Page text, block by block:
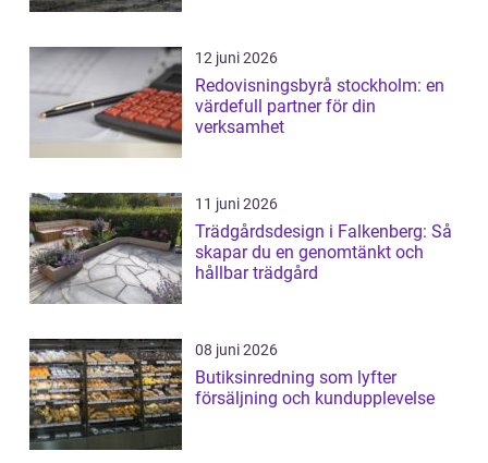
12 juni 2026
Redovisningsbyrå stockholm: en
värdefull partner för din
verksamhet
11 juni 2026
Trädgårdsdesign i Falkenberg: Så
skapar du en genomtänkt och
hållbar trädgård
08 juni 2026
Butiksinredning som lyfter
försäljning och kundupplevelse